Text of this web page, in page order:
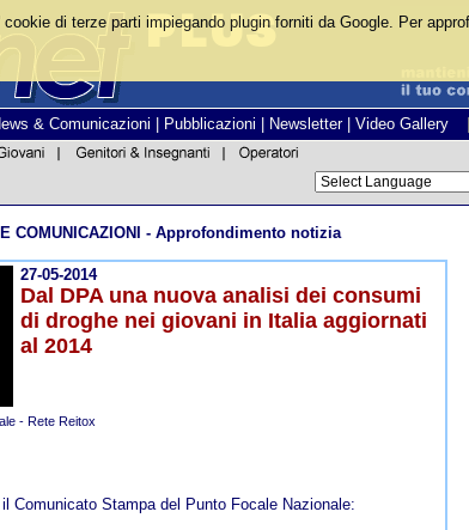
& Comunicazioni Pubblicazioni Newsletter| Video Gallery
COMUNICAZIONI - Approfondimento notizia
27-05-2014
Dal DPA una nuova analisi dei consumi
di droghe nei giovani in Italia aggiornati
al 2014
- Rete Reitox
Comunicato Stampa del Punto Focale Nazionale:
di terze parti impiegando plugin forniti da Google. Per